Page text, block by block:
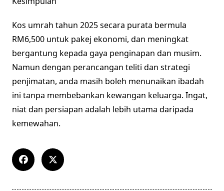
Kos umrah tahun 2025 secara purata bermula
RM6,500 untuk pakej ekonomi, dan meningkat
bergantung kepada gaya penginapan dan musim.
Namun dengan perancangan teliti dan strategi
penjimatan, anda masih boleh menunaikan ibadah
ini tanpa membebankan kewangan keluarga. Ingat,
niat dan persiapan adalah lebih utama daripada
kemewahan.